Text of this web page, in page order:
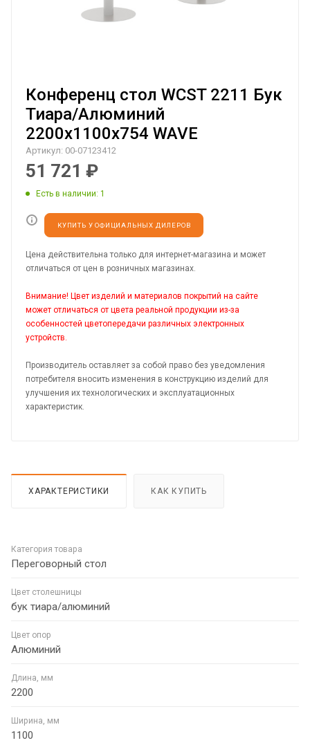
Конференц стол WCST 2211 Бук
Тиара/Алюминий
2200х1100х754 WAVE
Артикул: 00-07123412
51 721 ₽
Есть в наличии: 1
КУПИТЬ У ОФИЦИАЛЬНЫХ ДИЛЕРОВ
Цена действительна только для интернет-магазина и может
отличаться от цен в розничных магазинах.
Внимание! Цвет изделий и материалов покрытий на сайте
может отличаться от цвета реальной продукции из-за
особенностей цветопередачи различных электронных
устройств.
Производитель оставляет за собой право без уведомления
потребителя вносить изменения в конструкцию изделий для
улучшения их технологических и эксплуатационных
характеристик.
ХАРАКТЕРИСТИКИ КАК КУПИТЬ
Категория товара
Переговорный стол
Цвет столешницы
бук тиара/алюминий
Цвет опор
Алюминий
Длина, мм
2200
Ширина, мм
1100